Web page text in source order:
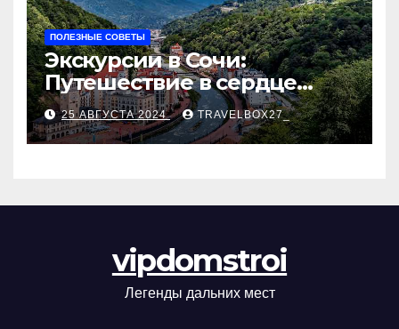
ПОЛЕЗНЫЕ СОВЕТЫ
Экскурсии в Сочи:
Путешествие в сердце
Черноморского курорта
25 АВГУСТА 2024 TRAVELBOX27_
vipdomstroi
Легенды дальних мест